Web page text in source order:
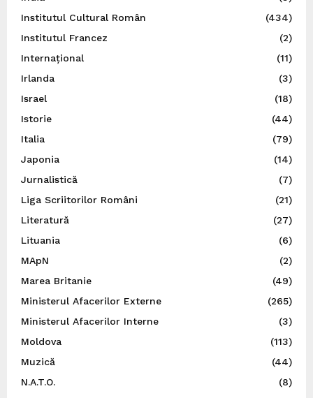
Institutul Cultural Român
(434)
Institutul Francez
(2)
Internațional
(11)
Irlanda
(3)
Israel
(18)
Istorie
(44)
Italia
(79)
Japonia
(14)
Jurnalistică
(7)
Liga Scriitorilor Români
(21)
Literatură
(27)
Lituania
(6)
MApN
(2)
Marea Britanie
(49)
Ministerul Afacerilor Externe
(265)
Ministerul Afacerilor Interne
(3)
Moldova
(113)
Muzică
(44)
N.A.T.O.
(8)